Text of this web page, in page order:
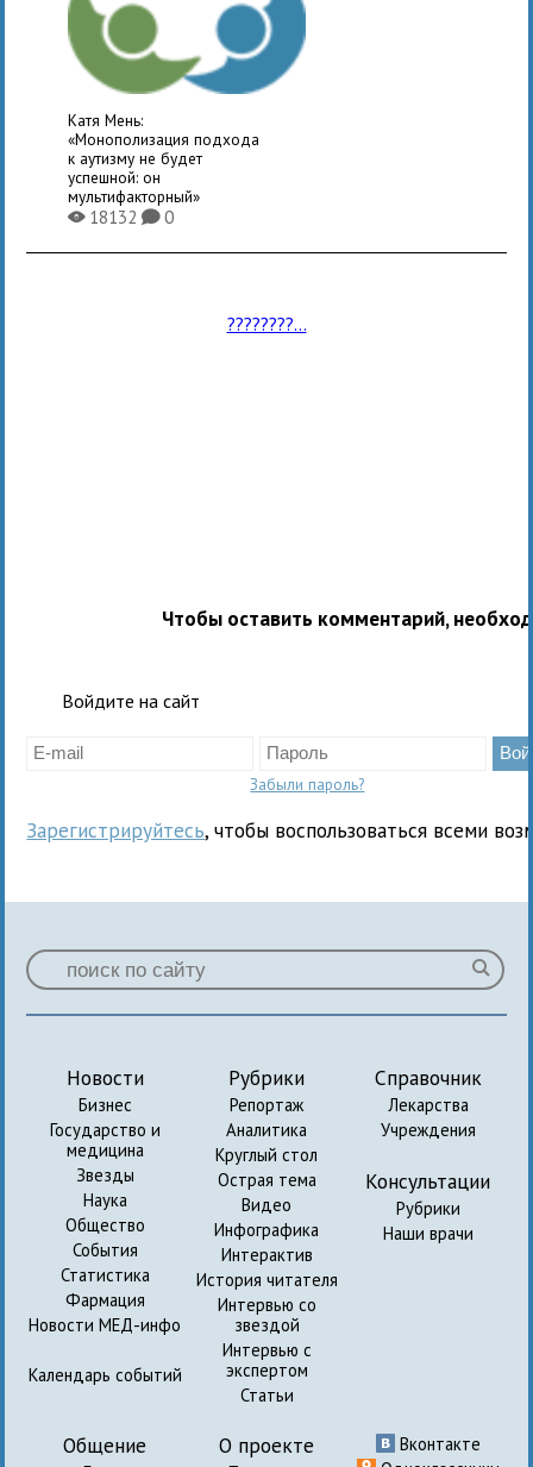
Катя Мень:
«Монополизация подхода
к аутизму не будет
успешной: он
мультифакторный»
X18132K0
????????...
Чтобы оставить комментарий,
Войдите на сайт
Забыли пароль?
Зарегистрируйтесь, чтобы воспользоваться всеми
Новости
Бизнес
Государство и
медицина
Звезды
Наука
Общество
События
Статистика
Фармация
Новости МЕД-инфо
Календарь событий
Рубрики
Репортаж
Аналитика
Круглый стол
Острая тема
Видео
Инфографика
Интерактив
История читателя
Интервью со
звездой
Интервью с
экспертом
Статьи
Справочник
Лекарства
Учреждения
Консультации
Рубрики
Наши врачи
Общение О проекте
Вконтакте